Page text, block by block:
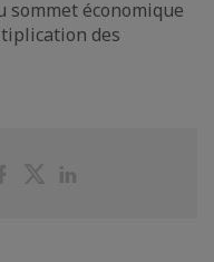
sommet économique
des
PartagerPartager